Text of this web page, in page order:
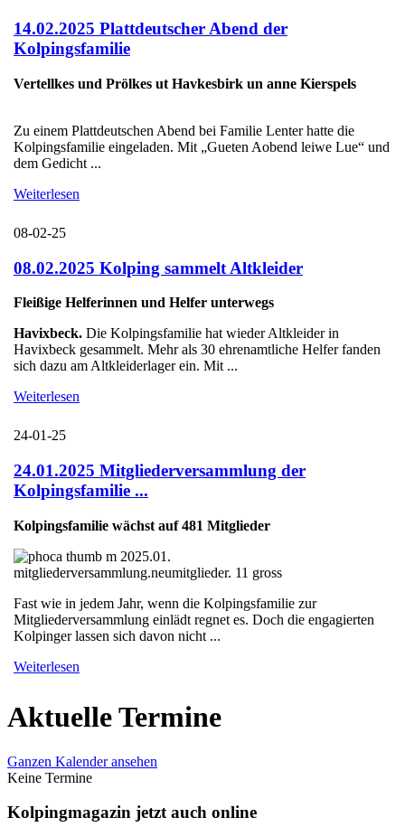
14.02.2025 Plattdeutscher Abend der
Kolpingsfamilie
Vertellkes und Prölkes ut Havkesbirk un anne Kierspels
Zu einem Plattdeutschen Abend bei Familie Lenter hatte die
Kolpingsfamilie eingeladen. Mit „Gueten Aobend leiwe Lue“ und
dem Gedicht ...
Weiterlesen
08-02-25
08.02.2025 Kolping sammelt Altkleider
Fleißige Helferinnen und Helfer unterwegs
Havixbeck. Die Kolpingsfamilie hat wieder Altkleider in
Havixbeck gesammelt. Mehr als 30 ehrenamtliche Helfer fanden
sich dazu am Altkleiderlager ein. Mit ...
Weiterlesen
24-01-25
24.01.2025 Mitgliederversammlung der
Kolpingsfamilie ...
Kolpingsfamilie wächst auf 481 Mitglieder
Fast wie in jedem Jahr, wenn die Kolpingsfamilie zur
Mitgliederversammlung einlädt regnet es. Doch die engagierten
Kolpinger lassen sich davon nicht ...
Weiterlesen
Aktuelle Termine
Ganzen Kalender ansehen
Keine Termine
Kolpingmagazin jetzt auch online